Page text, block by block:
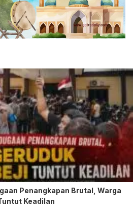
Penangkapan Brutal, Warga
Keadilan